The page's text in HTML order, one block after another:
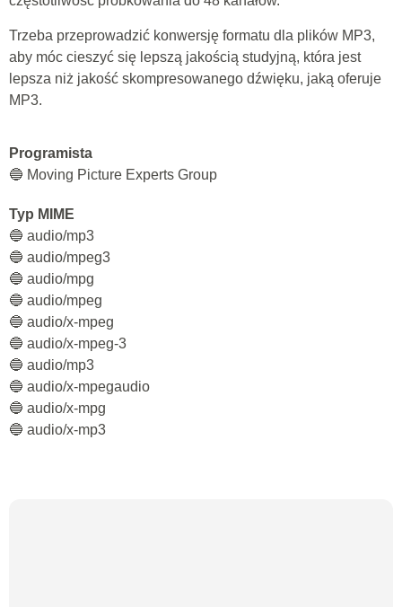
Trzeba przeprowadzić konwersję formatu dla plików MP3,
aby móc cieszyć się lepszą jakością studyjną, która jest
lepsza niż jakość skompresowanego dźwięku, jaką oferuje
MP3.
Programista
🔵 Moving Picture Experts Group
Typ MIME
🔵 audio/mp3
🔵 audio/mpeg3
🔵 audio/mpg
🔵 audio/mpeg
🔵 audio/x-mpeg
🔵 audio/x-mpeg-3
🔵 audio/mp3
🔵 audio/x-mpegaudio
🔵 audio/x-mpg
🔵 audio/x-mp3